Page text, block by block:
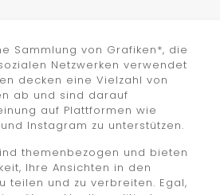
Sammlung von Grafiken*, die
Netzwerken verwendet
decken eine Vielzahl von
ab und sind darauf
auf Plattformen wie
Instagram zu unterstützen.
themenbezogen und bieten
Ihre Ansichten in den
teilen und zu verbreiten. Egal,